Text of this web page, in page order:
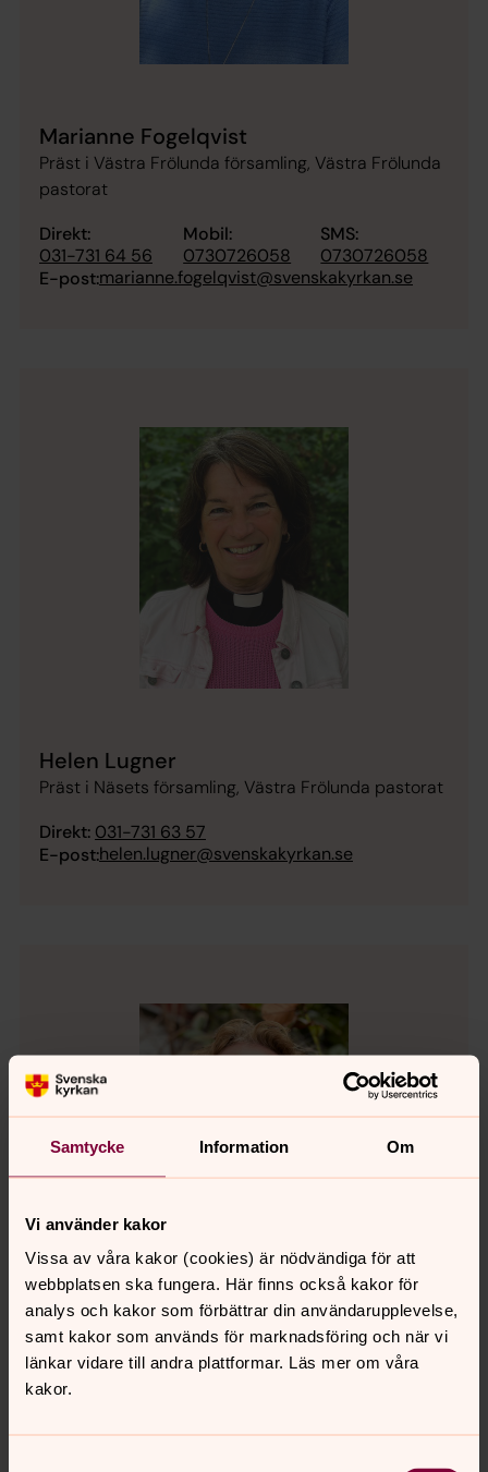
Samtycke Information Om
Vi använder kakor
Vissa av våra kakor (cookies) är nödvändiga för att
webbplatsen ska fungera. Här finns också kakor för
analys och kakor som förbättrar din användarupplevelse,
samt kakor som används för marknadsföring och när vi
länkar vidare till andra plattformar. Läs mer om våra
kakor.
Marianne Fogelqvist
Präst i Västra Frölunda församling, Västra Frölunda
pastorat
Direkt:
031-731 64 56
Mobil:
0730726058
SMS:
0730726058
E-post:marianne.fogelqvist@svenskakyrkan.se
Helen Lugner
Präst i Näsets församling, Västra Frölunda pastorat
Direkt: 031-731 63 57
E-post:helen.lugner@svenskakyrkan.se
Susanne Olbing
Präst i Älvsborgs församling, Västra Frölunda
pastorat
Direkt:031-731 8702